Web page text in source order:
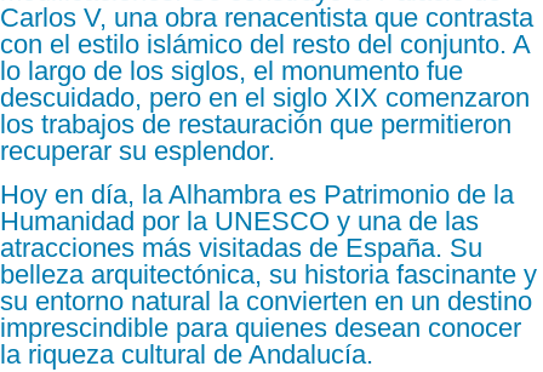
Carlos V, una obra renacentista que contrasta
con el estilo islámico del resto del conjunto. A
lo largo de los siglos, el monumento fue
descuidado, pero en el siglo XIX comenzaron
los trabajos de restauración que permitieron
recuperar su esplendor.
Hoy en día, la Alhambra es Patrimonio de la
Humanidad por la UNESCO y una de las
atracciones más visitadas de España. Su
belleza arquitectónica, su historia fascinante y
su entorno natural la convierten en un destino
imprescindible para quienes desean conocer
la riqueza cultural de Andalucía.